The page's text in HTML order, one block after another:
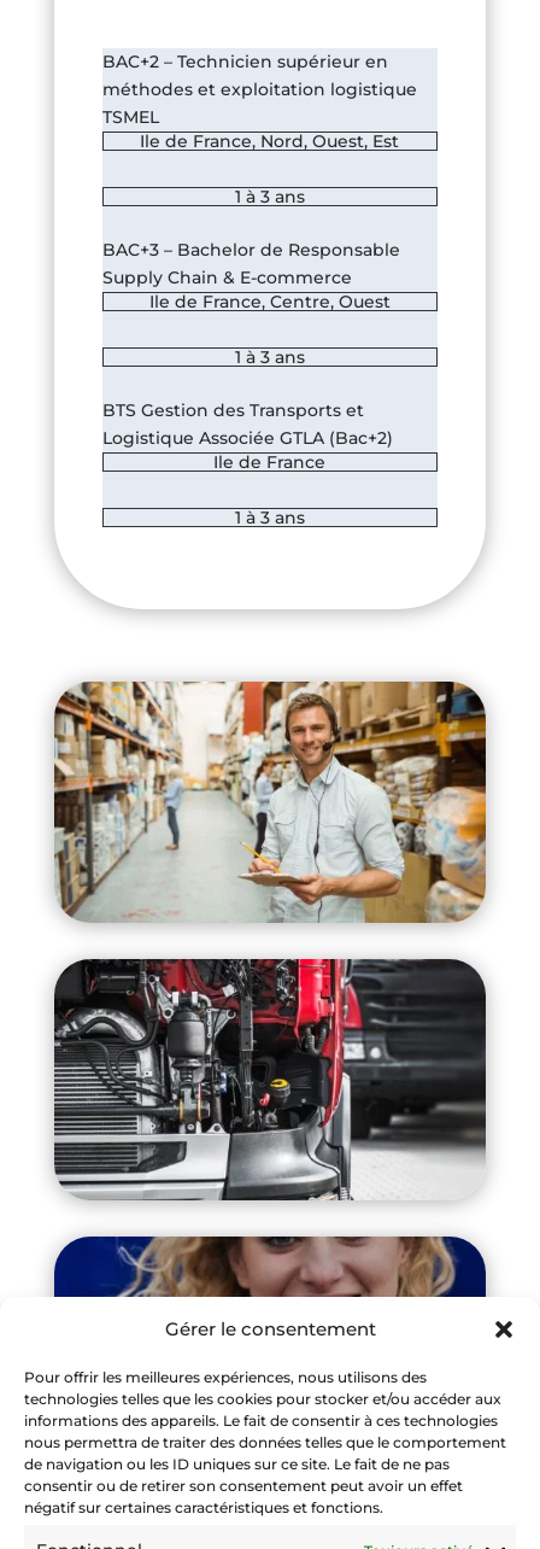
Gérer le consentement
Pour offrir les meilleures expériences, nous utilisons des
technologies telles que les cookies pour stocker et/ou accéder aux
informations des appareils. Le fait de consentir à ces technologies
nous permettra de traiter des données telles que le comportement
de navigation ou les ID uniques sur ce site. Le fait de ne pas
consentir ou de retirer son consentement peut avoir un effet
négatif sur certaines caractéristiques et fonctions.
BAC+2 – Technicien supérieur en
méthodes et exploitation logistique
TSMEL
Ile de France, Nord,Ouest, Est
1 à 3 ans
BAC+3 – Bachelor de Responsable
Supply Chain & E-commerce
Ile de France, Centre, Ouest
1 à 3 ans
BTS Gestion des Transports et
Logistique Associée GTLA (Bac+2)
Ile de France
1 à 3 ans